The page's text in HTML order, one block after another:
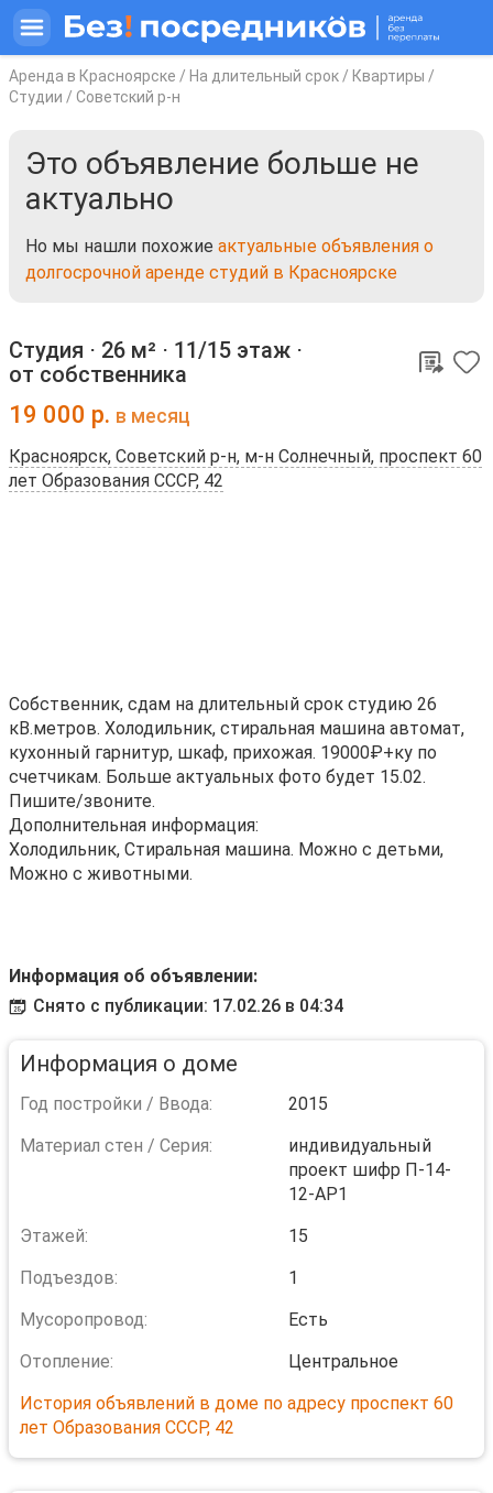
Аренда в Красноярске / На длительный срок / Квартиры /
Студии / Советский р-н
Это объявление больше не
актуально
Но мы нашли похожие актуальные объявления о
долгосрочной аренде студий в Красноярске
Студия ⋅ 26 м² ⋅ 11/15 этаж ⋅
от собственника
19 000 р. в месяц
Красноярск, Советский р-н, м-н Солнечный, проспект 60
лет Образования СССР, 42
Собственник, сдам на длительный срок студию 26
кВ.метров. Холодильник, стиральная машина автомат,
кухонный гарнитур, шкаф, прихожая. 19000₽+ку по
счетчикам. Больше актуальных фото будет 15.02.
Пишите/звоните.
Дополнительная информация:
Холодильник, Стиральная машина. Можно с детьми,
Можно с животными.
Информация об объявлении:
Снято с публикации: 17.02.26 в 04:34
Информация о доме
Год постройки / Ввода:
2015
Материал стен / Серия:
индивидуальный
проект шифр П-14-
12-АР1
Этажей:
15
Подъездов:
1
Мусоропровод:
Есть
Отопление:
Центральное
История объявлений в доме по адресу проспект 60
лет Образования СССР, 42